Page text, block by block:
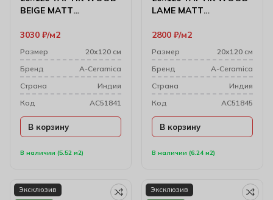
BEIGE MATT
В наличии (5.52 м2)
3030 ₽ м2
Размер
20х120 см
Бренд
A-Ceramica
Cтрана
Индия
Код
AC51841
В корзину
LAME MATT
В наличии (6.24 м2)
2800 ₽ м2
Размер
20х120 см
Бренд
A-Ceramica
Cтрана
Индия
Код
AC51845
В корзину
Эксклюзив
Эксклюзив